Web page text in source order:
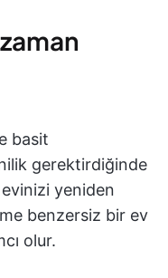
basit
gerektirdiğinde
yeniden
benzersiz bir ev
olur.